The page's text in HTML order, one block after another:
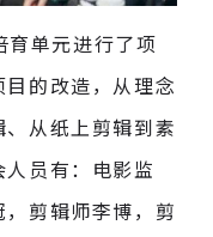
单元进行了项
的改造，从理念
从纸上剪辑到素
员有：电影监
剪辑师李博，剪